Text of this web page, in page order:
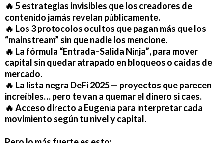
🔥 5 estrategias invisibles que los creadores de
contenido jamás revelan públicamente.
🔥 Los 3 protocolos ocultos que pagan más que los
“mainstream” sin que nadie los mencione.
🔥 La fórmula “Entrada–Salida Ninja”, para mover
capital sin quedar atrapado en bloqueos o caídas de
mercado.
🔥 La lista negra DeFi 2025— proyectos que parecen
increíbles… pero te van a quemar el dinero si caes.
🔥 Acceso directo a Eugenia para interpretar cada
movimiento según tu nivel y capital.